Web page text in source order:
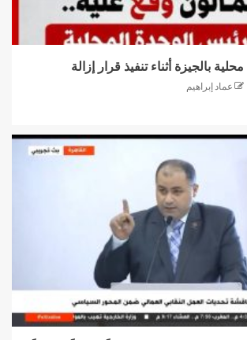
بالجيزة أثناء تنفيذ قرار إزالة
عماد إبراهيم